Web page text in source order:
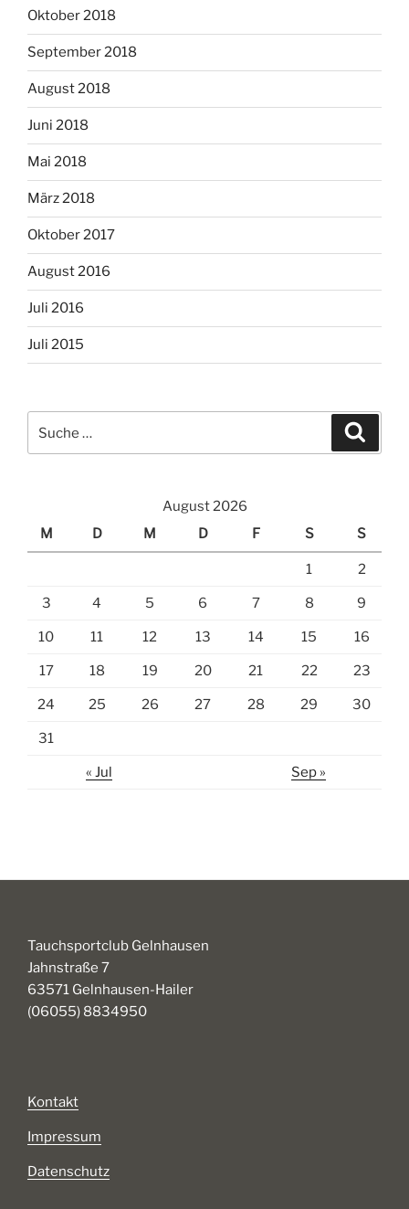
Oktober 2018
September 2018
August 2018
Juni 2018
Mai 2018
März 2018
Oktober 2017
August 2016
Juli 2016
Juli 2015
nach:
August 2026
M
D M D F S S
1 2
3 4 5 6 7 8 9
10 11 12 13 14 15 16
17 18 19 20 21 22 23
24 25 26 27 28 29 30
31
« Jul Sep »
Tauchsportclub Gelnhausen
Jahnstraße 7
63571 Gelnhausen-Hailer
(06055) 8834950
Kontakt
Impressum
Datenschutz